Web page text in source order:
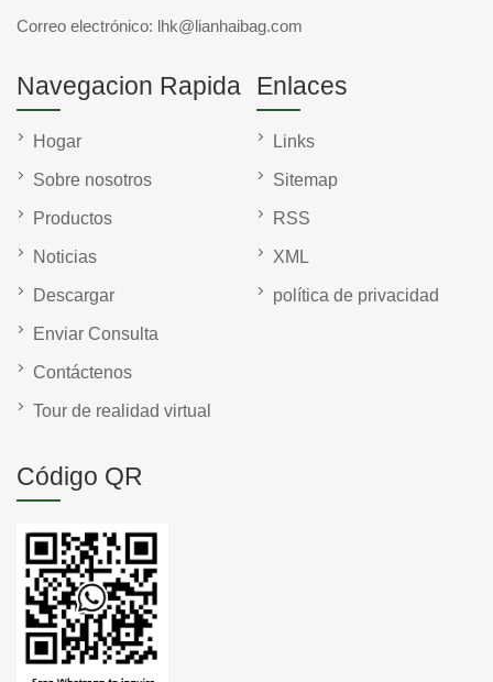
Correo electrónico: lhk@lianhaibag.com
Navegacion Rapida
Hogar
Sobre nosotros
Productos
Noticias
Descargar
Enviar Consulta
Contáctenos
Tour de realidad virtual
Enlaces
Links
Sitemap
RSS
XML
política de privacidad
Código QR